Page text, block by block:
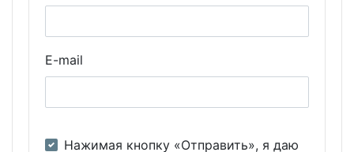
E-mail
Нажимая кнопку «Отправить», я даю